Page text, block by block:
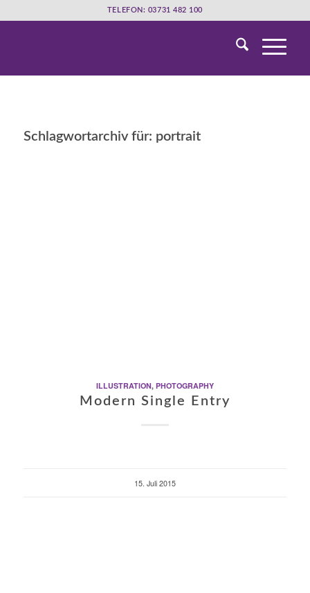
TELEFON: 03731 482 100
Schlagwortarchiv für: portrait
ILLUSTRATION, PHOTOGRAPHY
Modern Single Entry
15. Juli 2015